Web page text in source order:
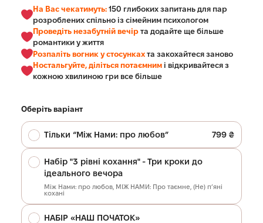
в 4.98 з
На Вас чекатимуть: 150 глибоких запитань для пар
розроблених спільно із сімейним психологом
Проведіть незабутній вечір та додайте ще більше
романтики у життя
Розпаліть вогник у стосунках та закохайтеся заново
Ностальгуйте, діліться потаємним і відкривайтеся з
кожною хвилиною гри все більше
Оберіть варіант
Тільки “Між Нами: про любов” 799 ₴
Набір "3 рівні кохання" - Три кроки до
ідеального вечора
Між Нами: про любов, МІЖ НАМИ: Про таємне, (Не) пʼяні
кохані
Ваша гра Гра в подарунок
НАБІР «НАШ ПОЧАТОК»